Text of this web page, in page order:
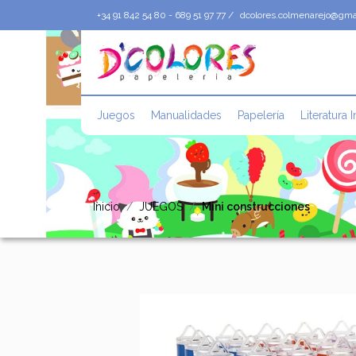
+34 91 842 54 80 - 689 51 97 77 /
Juegos Manualidades Papelería Literatura
Inicio JUEGOS Mini construcciones